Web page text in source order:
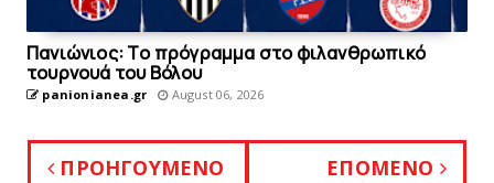
Πανιώνιoς: Tο πρόγραμμα στο φιλανθρωπικό
τουρνουά του Bόλου
panionianea.gr August 06, 2026
ΠΡΟΗΓΟΥΜΕΝΟ ΕΠΟΜΕΝΟ